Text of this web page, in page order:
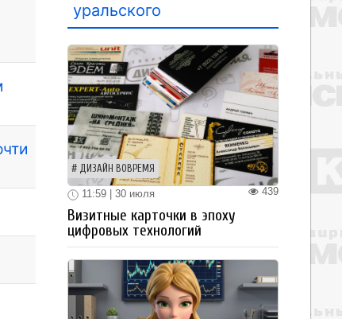
уральского
ДИЗАЙН ВОВРЕМЯ
439
11:59 | 30 июля
Визитные карточки в эпоху
цифровых технологий